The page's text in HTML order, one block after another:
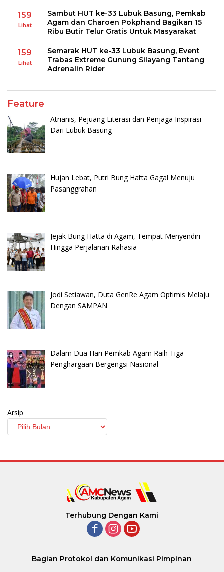
159
Lihat
Sambut HUT ke-33 Lubuk Basung, Pemkab
Agam dan Charoen Pokphand Bagikan 15
Ribu Butir Telur Gratis Untuk Masyarakat
159
Lihat
Semarak HUT ke-33 Lubuk Basung, Event
Trabas Extreme Gunung Silayang Tantang
Adrenalin Rider
Feature
Atrianis, Pejuang Literasi dan Penjaga Inspirasi
Dari Lubuk Basung
Hujan Lebat, Putri Bung Hatta Gagal Menuju
Pasanggrahan
Jejak Bung Hatta di Agam, Tempat Menyendiri
Hingga Perjalanan Rahasia
Jodi Setiawan, Duta GenRe Agam Optimis Melaju
Dengan SAMPAN
Dalam Dua Hari Pemkab Agam Raih Tiga
Penghargaan Bergengsi Nasional
Arsip
Terhubung Dengan Kami
Bagian Protokol dan Komunikasi Pimpinan